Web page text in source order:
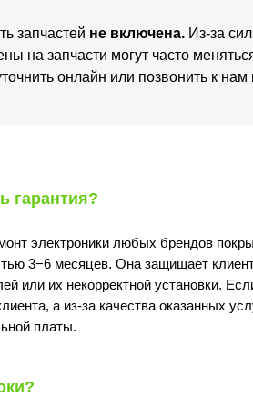
запчастей не включена. Из-за
на запчасти могут часто
онлайн или позвонить к
гарантия?
электроники любых брендов
3−6 месяцев. Она защищает
или их некорректной установки.
а из-за качества оказанных
платы.